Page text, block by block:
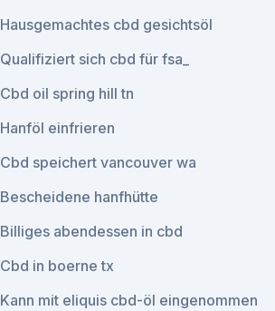
Hausgemachtes cbd gesichtsöl
Qualifiziert sich cbd für fsa_
Cbd oil spring hill tn
Hanföl einfrieren
Cbd speichert vancouver wa
Bescheidene hanfhütte
Billiges abendessen in cbd
Cbd in boerne tx
Kann mit eliquis cbd-öl eingenommen